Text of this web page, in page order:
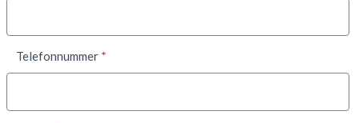
Telefonnummer *